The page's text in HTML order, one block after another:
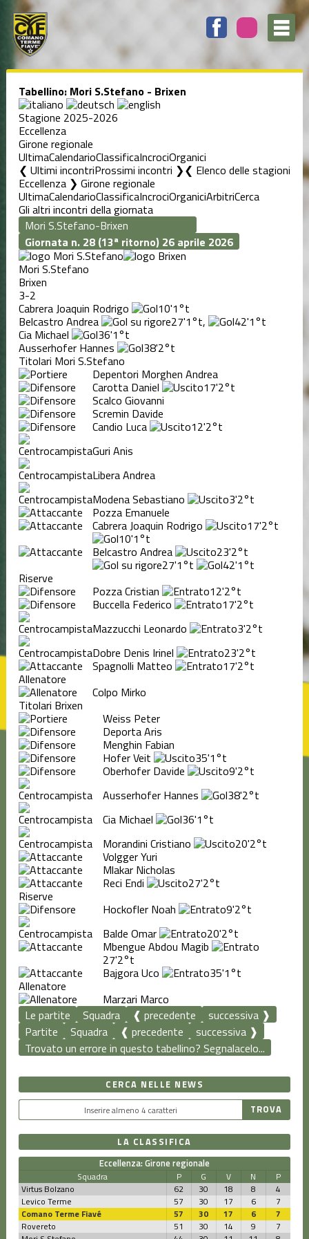
Tabellino: Mori S.Stefano - Brixen
Stagione 2025-2026
Eccellenza
Girone regionale
UltimaCalendarioClassificaIncrociOrganici
❮ Ultimi incontriProssimi incontri ❯ Elenco delle stagioni
Eccellenza ❯ Girone regionale
UltimaCalendarioClassificaIncrociOrganiciArbitriCerca
Gli altri incontri della giornata
Giornata n. 28 (13ª ritorno) 26 aprile 2026
Mori S.Stefano
Brixen
3-2
Cabrera Joaquin Rodrigo 10'1°t
Belcastro Andrea 27'1°t, 42'1°t
Cia Michael 36'1°t
Ausserhofer Hannes 38'2°t
Titolari Mori S.Stefano
Depentori Morghen Andrea
Carotta Daniel 17'2°t
Scalco Giovanni
Scremin Davide
Candio Luca 12'2°t
Guri Anis
Libera Andrea
Modena Sebastiano
3'2°t
Pozza Emanuele
Cabrera Joaquin Rodrigo 17'2°t
10'1°t
Belcastro Andrea 23'2°t
27'1°t 42'1°t
Riserve
Pozza Cristian 12'2°t
Buccella Federico 17'2°t
Mazzucchi Leonardo
3'2°t
Dobre Denis Irinel
23'2°t
Spagnolli Matteo 17'2°t
Allenatore
Colpo Mirko
Titolari Brixen
Weiss Peter
Deporta Aris
Menghin Fabian
Hofer Veit 35'1°t
Oberhofer Davide 9'2°t
Ausserhofer Hannes
38'2°t
Cia Michael
36'1°t
Morandini Cristiano
20'2°t
Volgger Yuri
Mlakar Nicholas
Reci Endi 27'2°t
Riserve
Hockofler Noah 9'2°t
Balde Omar
20'2°t
Mbengue Abdou Magib
27'2°t
Bajgora Uco 35'1°t
Allenatore
Marzari Marco
Le partite
Squadra ❰ precedente
successiva ❱
Partite
Squadra ❰ precedente
successiva ❱
Trovato un errore in questo tabellino? Segnalacelo...
CERCA NELLE NEWS
LA CLASSIFICA
Eccellenza: Girone regionale
Squadra P G V N
P
Virtus Bolzano
62 30 18 8
4
Levico Terme
57 30 17 6
7
Comano Terme Fiavé
57 30 17 6
7
Rovereto
51 30 14 9
7